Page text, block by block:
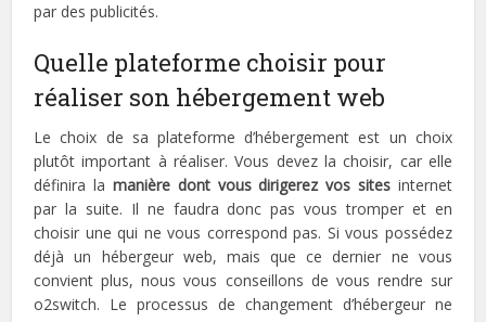
par des publicités.
Quelle plateforme choisir pour
réaliser son hébergement web
Le choix de sa plateforme d’hébergement est un choix
plutôt important à réaliser. Vous devez la choisir, car elle
définira la manière dont vous dirigerez vos sitesinternet
par la suite. Il ne faudra donc pas vous tromper et en
choisir une qui ne vous correspond pas. Si vous possédez
déjà un hébergeur web, mais que ce dernier ne vous
convient plus, nous vous conseillons de vous rendre sur
o2switch. Le processus de changement d’hébergeur ne